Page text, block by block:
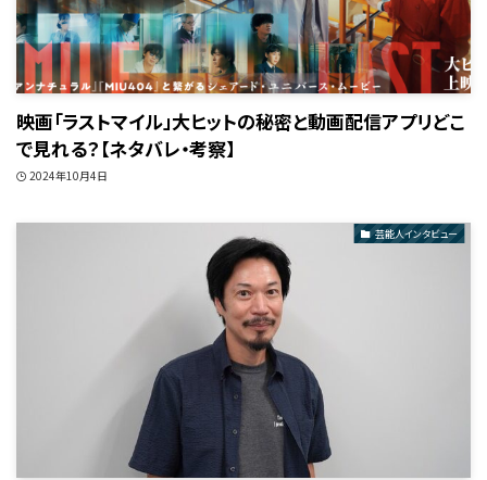
映画「ラストマイル」大ヒットの秘密と動画配信アプリどこ
で見れる？【ネタバレ・考察】
2024年10月4日
芸能人インタビュー